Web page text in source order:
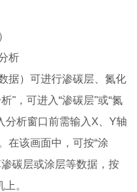
析
据）可进行渗碳层、氮化
"，可进入“渗碳层"或“氮
分析窗口前需输入X、Y轴
在该画面中，可按“涂
碳层或涂层等数据，按
。